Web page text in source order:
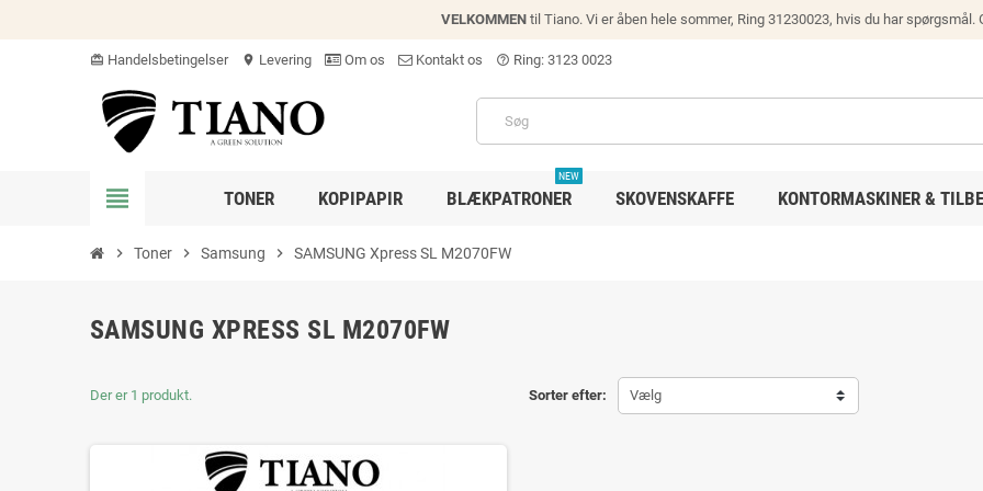
VELKOMMEN til Tiano. Vi er åben hele sommer, Ring 31230023, hvis du har spørgsmål.
card_giftcard Handelsbetingelser location_on Levering Om os Kontakt os help_outline Ring: 3123 0023
view_headline TONER KOPIPAPIR BLÆKPATRONER
NEW
SKOVENSKAFFE KONTORMASKINER &
chevron_right Toner chevron_right Samsung chevron_right SAMSUNG Xpress SL M2070FW
SAMSUNG XPRESS SL M2070FW
Sorter efter: Vælg
Der er 1 produkt.